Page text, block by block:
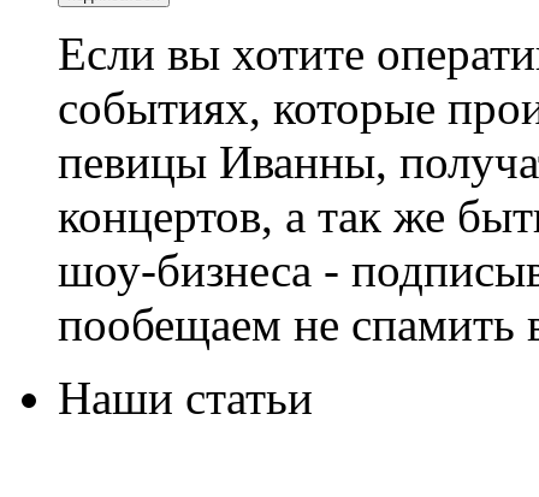
Если вы хотите
событиях, которые
певицы Иванны,
концертов, а так же
шоу-бизнеса -
пообещаем не спамить
Наши статьи